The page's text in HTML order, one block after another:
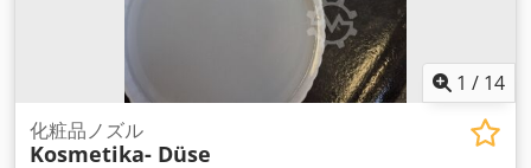
1 / 14
化粧品ノズル
Kosmetika- Düse